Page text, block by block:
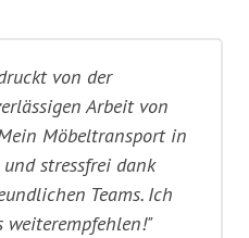
von der
Arbeit von
Möbeltransport in
stressfrei dank
Teams. Ich
weiterempfehlen!"